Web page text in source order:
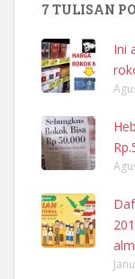
7 TULISAN
Ini